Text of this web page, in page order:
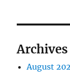
Archives
August